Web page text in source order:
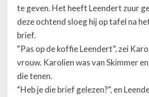
te geven. Het heeft Leendert zuur
deze ochtend sloeg hij op tafel na
brief.
“Pas op de koffie Leendert”, zei
vrouw. Karolien was van Skimmer
die tenen.
“Heb je die brief gelezen?”, en